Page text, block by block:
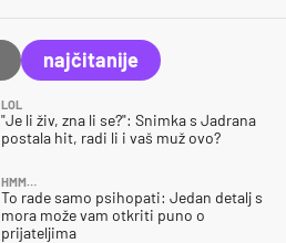
najčitanije
LOL
"Je li živ, zna li se?": Snimka s Jadrana
postala hit, radi li i vaš muž ovo?
HMM…
To rade samo psihopati: Jedan detalj s
mora može vam otkriti puno o
prijateljima